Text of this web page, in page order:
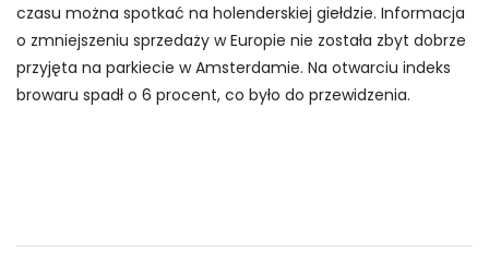
czasu można spotkać na holenderskiej giełdzie. Informacja
o zmniejszeniu sprzedaży w Europie nie została zbyt dobrze
przyjęta na parkiecie w Amsterdamie. Na otwarciu indeks
browaru spadł o 6 procent, co było do przewidzenia.